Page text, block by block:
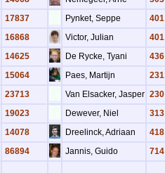
17837 Pynket, Seppe 401
16868 Victor, Julian 401
14625 De Rycke, Tyani 436
15064 Paes, Martijn 231
23713 Van Elsacker, Jasper 230
19023 Dewever, Niel 313
14078 Dreelinck, Adriaan 418
86894 Jannis, Guido 714